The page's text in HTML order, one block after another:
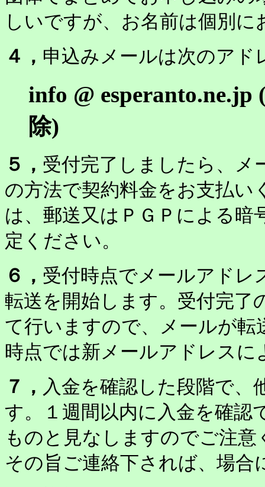
しいですが、お名前は個別に
４， 申込みメールは次のアド
info @
除)
５， 受付完了しましたら、メ
の方法で契約料金をお支払い
は、郵送又はＰＧＰによる
定ください。
６， 受付時点でメールアドレ
転送を開始します。受付完了
て行いますので、メールが
時点では新メールアドレス
７， 入金を確認した段階で、
す。１週間以内に入金を確認
ものと見なしますのでご注
その旨ご連絡下されば、場合